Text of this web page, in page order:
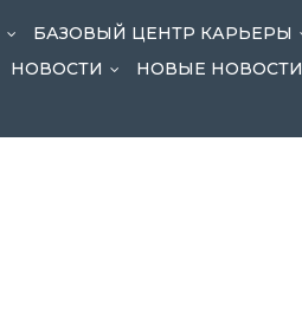
БАЗОВЫЙ ЦЕНТР КАРЬЕРЫ
НОВОСТИ
НОВЫЕ НОВОСТИ